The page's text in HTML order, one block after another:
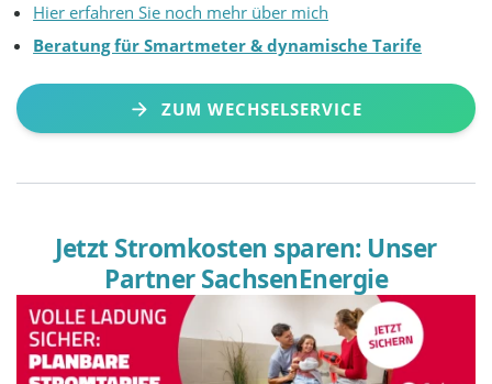
Hier erfahren Sie noch mehr über mich
Beratung für Smartmeter & dynamische Tarife
ZUM WECHSELSERVICE
Jetzt Stromkosten sparen: Unser
Partner SachsenEnergie